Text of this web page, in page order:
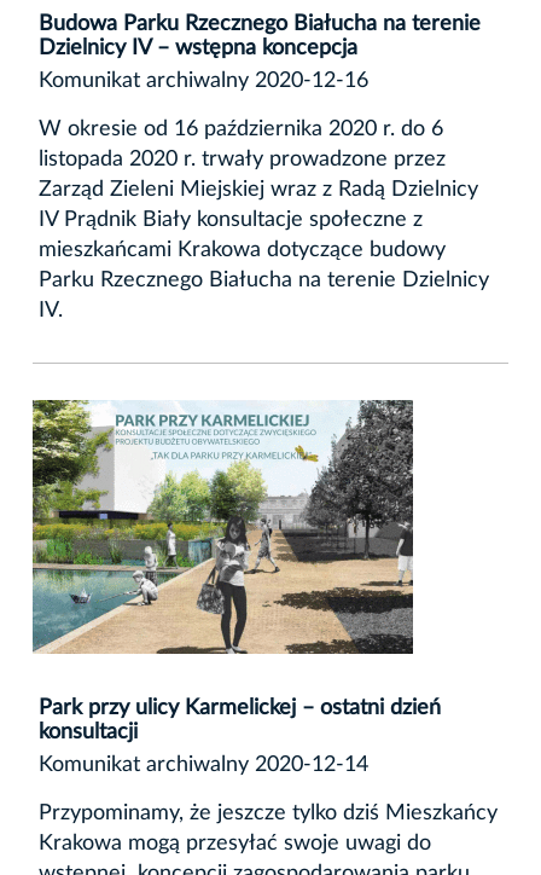
Budowa Parku Rzecznego Białucha na terenie
Dzielnicy IV – wstępna koncepcja
Komunikat archiwalny 2020-12-16
W okresie od 16 października 2020 r. do 6
listopada 2020 r. trwały prowadzone przez
Zarząd Zieleni Miejskiej wraz z Radą Dzielnicy
IV Prądnik Biały konsultacje społeczne z
mieszkańcami Krakowa dotyczące budowy
Parku Rzecznego Białucha na terenie Dzielnicy
IV.
Park przy ulicy Karmelickej – ostatni dzień
konsultacji
Komunikat archiwalny 2020-12-14
Przypominamy, że jeszcze tylko dziś Mieszkańcy
Krakowa mogą przesyłać swoje uwagi do